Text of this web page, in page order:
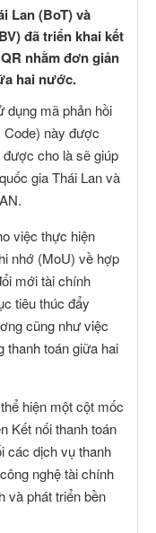
Lan (BoT) và
đã triển khai kết
nhằm đơn giản
hai nước.
dụng mã phản hồi
Code) này được
cho là sẽ giúp
gia Thái Lan và
việc thực hiện
nhớ (MoU) về hợp
mới tài chính
tiêu thúc đẩy
cũng như việc
thanh toán giữa hai
hiện một cột mốc
Kết nối thanh toán
các dịch vụ thanh
nghệ tài chính
và phát triển bền